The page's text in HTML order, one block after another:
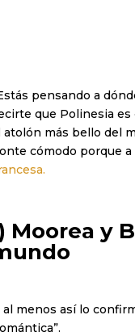
pensando a
que Polinesia es
atolón más bello del
cómodo porque
Moorea y
al menos así lo